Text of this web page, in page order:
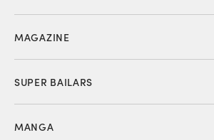
MAGAZINE
SUPER BAILARS
MANGA